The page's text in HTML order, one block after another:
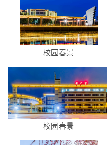
校园春景
校园春景